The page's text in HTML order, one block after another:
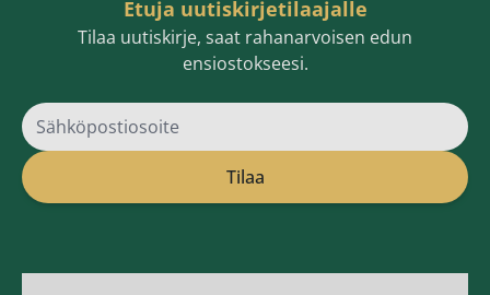
Etuja uutiskirjetilaajalle
Tilaa uutiskirje, saat rahanarvoisen edun
ensiostokseesi.
Sähköpostiosoite
Tilaa